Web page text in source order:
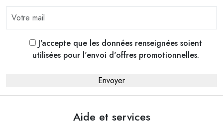
Aide et services
J'accepte que les données renseignées soient
utilisées pour l'envoi d'offres promotionnelles.